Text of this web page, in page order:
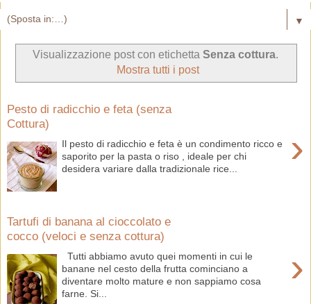
▼
Visualizzazione post con etichetta Senza cottura.
Mostra tutti i post
Pesto di radicchio e feta (senza
Cottura)
›
Il pesto di radicchio e feta è un condimento ricco e
saporito per la pasta o riso , ideale per chi
desidera variare dalla tradizionale rice...
Tartufi di banana al cioccolato e
cocco (veloci e senza cottura)
›
Tutti abbiamo avuto quei momenti in cui le
banane nel cesto della frutta cominciano a
diventare molto mature e non sappiamo cosa
farne. Si...